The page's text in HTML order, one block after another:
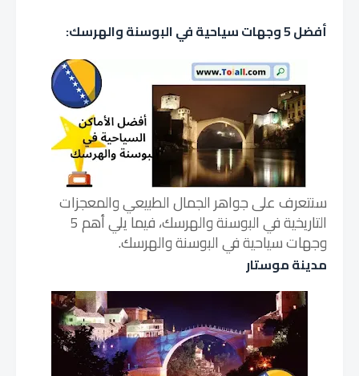
أفضل 5 وجهات سياحية في البوسنة والهرسك:
سنتعرف على جواهر الجمال الطبيعي والمعجزات
التاريخية في البوسنة والهرسك، فيما يلي أهم 5
وجهات سياحية في البوسنة والهرسك.
مدينة موستار